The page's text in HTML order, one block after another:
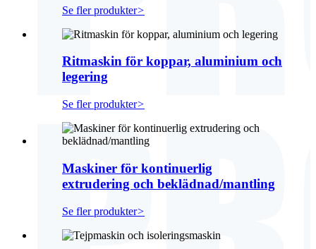
Se fler produkter>
Ritmaskin för koppar, aluminium och
legering
Se fler produkter>
Maskiner för kontinuerlig
extrudering och beklädnad/mantling
Se fler produkter>